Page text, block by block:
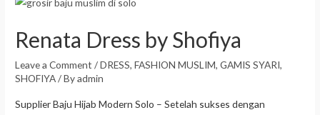
Renata Dress by Shofiya
Leave a Comment /DRESS,FASHION MUSLIM,GAMIS SYARI,
SHOFIYA/ Byadmin
Supplier Baju Hijab Modern Solo – Setelah sukses dengan